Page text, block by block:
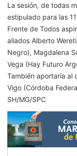
La sesión, de todas
estipulado para las
Frente de Todos
aliados Alberto
Negro), Magdalena
Vega (Hay Futuro
También aportaría al
Vigo (Córdoba
SH/MG/SPC